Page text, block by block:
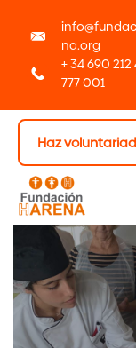
na.org
+ 34 690 212
777 001
Haz